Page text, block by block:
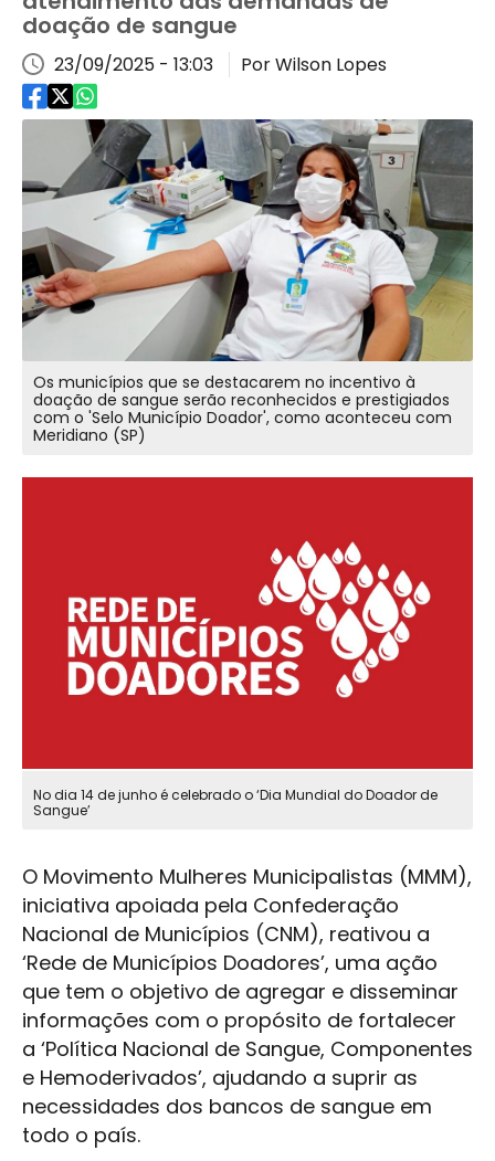
doação de sangue
23/09/2025 - 13:03 Por Wilson Lopes
Os municípios que se destacarem no incentivo à
doação de sangue serão reconhecidos e prestigiados
com o 'Selo Município Doador', como aconteceu com
Meridiano (SP)
No dia 14 de junho é celebrado o ‘Dia Mundial do Doador de
Sangue’
O Movimento Mulheres Municipalistas (MMM),
iniciativa apoiada pela Confederação
Nacional de Municípios (CNM), reativou a
‘Rede de Municípios Doadores’, uma ação
que tem o objetivo de agregar e disseminar
informações com o propósito de fortalecer
a ‘Política Nacional de Sangue, Componentes
e Hemoderivados’, ajudando a suprir as
necessidades dos bancos de sangue em
todo o país.